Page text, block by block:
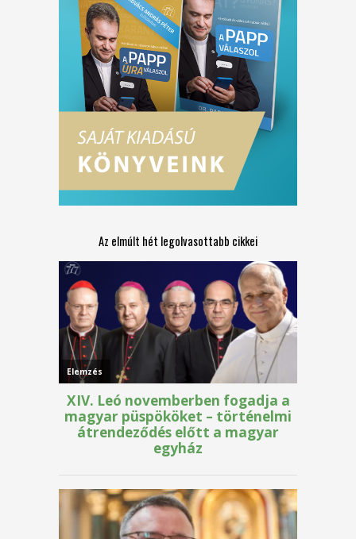
Az elmúlt hét legolvasottabb cikkei